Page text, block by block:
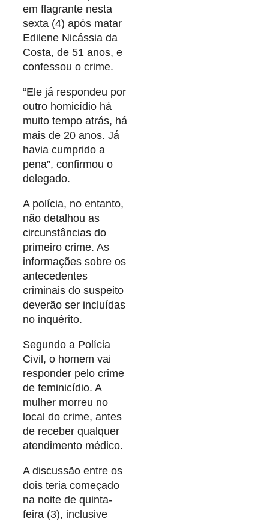
em flagrante nesta
sexta (4) após matar
Edilene Nicássia da
Costa, de 51 anos, e
confessou o crime.
“Ele já respondeu por
outro homicídio há
muito tempo atrás, há
mais de 20 anos. Já
havia cumprido a
pena”, confirmou o
delegado.
A polícia, no entanto,
não detalhou as
circunstâncias do
primeiro crime. As
informações sobre os
antecedentes
criminais do suspeito
deverão ser incluídas
no inquérito.
Segundo a Polícia
Civil, o homem vai
responder pelo crime
de feminicídio. A
mulher morreu no
local do crime, antes
de receber qualquer
atendimento médico.
A discussão entre os
dois teria começado
na noite de quinta-
feira (3), inclusive